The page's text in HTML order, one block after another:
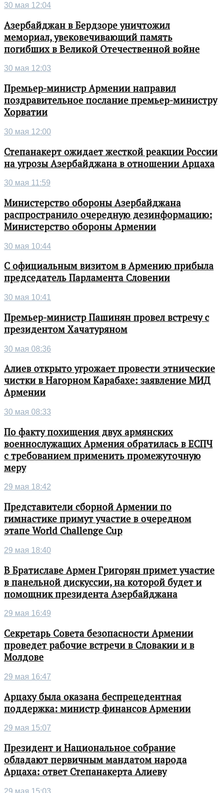
30 мая 12:04
Азербайджан в Бердзоре уничтожил
мемориал, увековечивающий память
погибших в Великой Отечественной войне
30 мая 12:03
Премьер-министр Армении направил
поздравительное послание премьер-министру
Хорватии
30 мая 12:00
Степанакерт ожидает жесткой реакции России
на угрозы Азербайджана в отношении Арцаха
30 мая 11:59
Министерство обороны Азербайджана
распространило очередную дезинформацию:
Министерство обороны Армении
30 мая 10:44
С официальным визитом в Армению прибыла
председатель Парламента Словении
30 мая 10:41
Премьер-министр Пашинян провел встречу с
президентом Хачатуряном
30 мая 08:36
Алиев открыто угрожает провести этнические
чистки в Нагорном Карабахе: заявление МИД
Армении
30 мая 08:33
По факту похищения двух армянских
военнослужащих Армения обратилась в ЕСПЧ
с требованием применить промежуточную
меру
29 мая 18:42
Представители сборной Армении по
гимнастике примут участие в очередном
этапе World Challenge Cup
29 мая 18:40
В Братиславе Армен Григорян примет участие
в панельной дискуссии, на которой будет и
помощник президента Азербайджана
29 мая 16:49
Секретарь Совета безопасности Армении
проведет рабочие встречи в Словакии и в
Молдове
29 мая 16:47
Арцаху была оказана беспрецедентная
поддержка: министр финансов Армении
29 мая 15:07
Президент и Национальное собрание
обладают первичным мандатом народа
Арцаха: ответ Степанакерта Алиеву
29 мая 15:03